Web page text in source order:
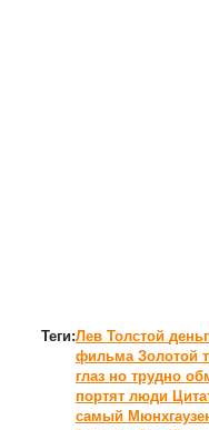
Теги:Лев Толстой
фильма Золотой
глаз но трудно
портят люди
самый